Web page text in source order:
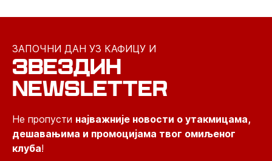
ЗАПОЧНИ ДАН УЗ КАФИЦУ И
ЗВЕЗДИН
NEWSLETTER
Не пропусти најважније новости о утакмицама,
дешавањима и промоцијама твог омиљеног
клуба!